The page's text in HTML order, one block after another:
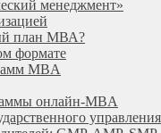
менеджмент»
план МВА?
формате
MBA
онлайн-MBA
управления